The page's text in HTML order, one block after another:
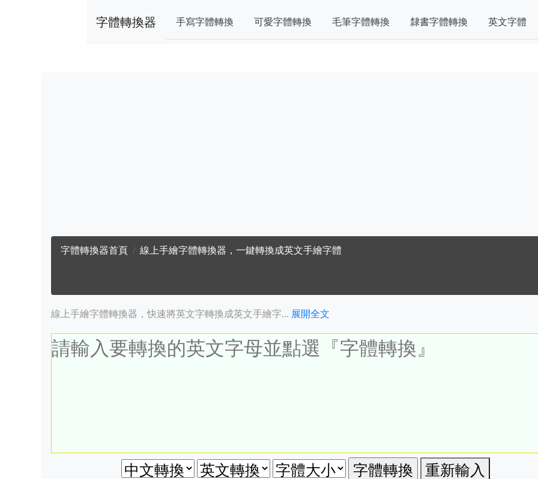
字體轉換器 手寫字體轉換 可愛字體轉換 毛筆字體轉換 隸書字體轉換 英文字體
字體轉換器首頁 線上手繪字體轉換器，一鍵轉換成英文手繪字體
線上手繪字體轉換器，快速將英文字轉換成英文手繪字... 展開全文
重新輸入